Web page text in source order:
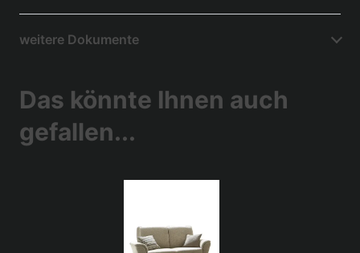
weitere Dokumente
Das könnte Ihnen auch
gefallen...